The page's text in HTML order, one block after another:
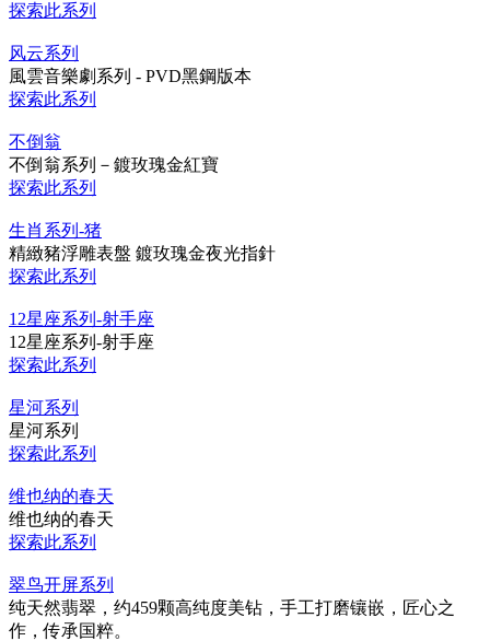
探索此系列
风云系列
風雲音樂劇系列 - PVD黑鋼版本
探索此系列
不倒翁
不倒翁系列－鍍玫瑰金紅寶
探索此系列
生肖系列-猪
精緻豬浮雕表盤 鍍玫瑰金夜光指針
探索此系列
12星座系列-射手座
12星座系列-射手座
探索此系列
星河系列
星河系列
探索此系列
维也纳的春天
维也纳的春天
探索此系列
翠鸟开屏系列
纯天然翡翠，约459颗高纯度美钻，手工打磨镶嵌，匠心之
作，传承国粹。